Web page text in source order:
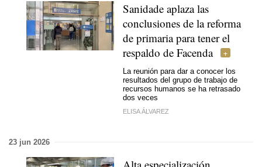
Sanidade aplaza las
conclusiones de la reforma
de primaria para tener el
respaldo de Facenda
La reunión para dar a conocer los
resultados del grupo de trabajo de
recursos humanos se ha retrasado
dos veces
ELISA ÁLVAREZ
23 jun 2026
Alta especialización,